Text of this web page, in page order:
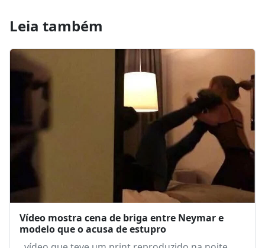
Leia também
Vídeo mostra cena de briga entre Neymar e
modelo que o acusa de estupro